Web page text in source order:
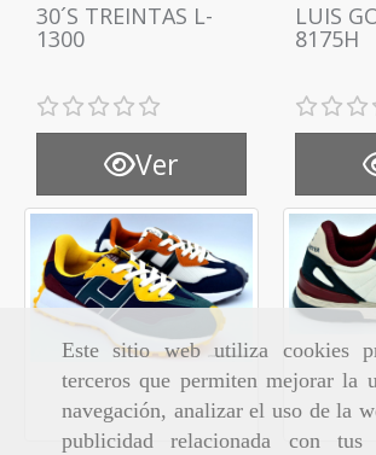
Este sitio web utiliza cookies
terceros que permiten mejorar la
navegación, analizar el uso de la
publicidad relacionada con tus
30´S TREINTAS L-
1300
Ver
LUIS
8175H